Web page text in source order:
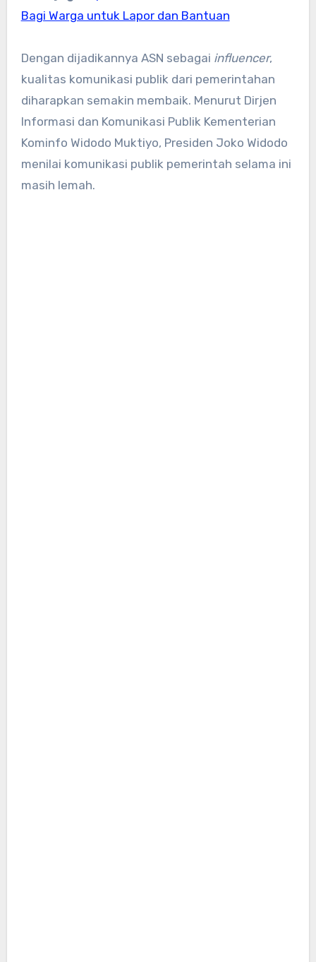
Bagi Warga untuk Lapor dan Bantuan
Dengan dijadikannya ASN sebagai influencer,
kualitas komunikasi publik dari pemerintahan
diharapkan semakin membaik. Menurut Dirjen
Informasi dan Komunikasi Publik Kementerian
Kominfo Widodo Muktiyo, Presiden Joko Widodo
menilai komunikasi publik pemerintah selama ini
masih lemah.